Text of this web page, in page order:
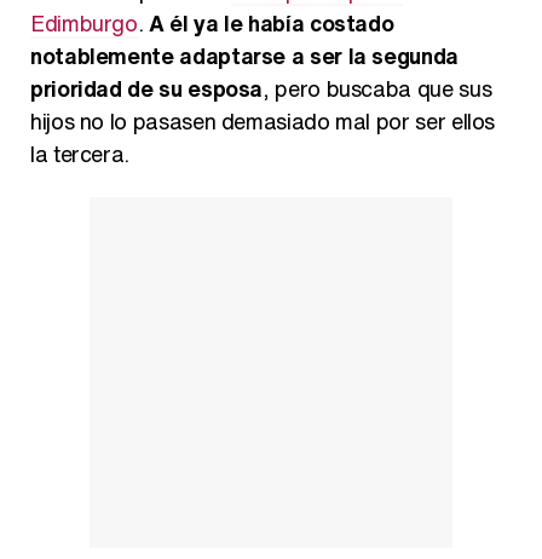
Edimburgo.A él ya le había costado
notablemente adaptarse a ser la segunda
prioridad de su esposa, pero buscaba que sus
hijos no lo pasasen demasiado mal por ser ellos
la tercera.